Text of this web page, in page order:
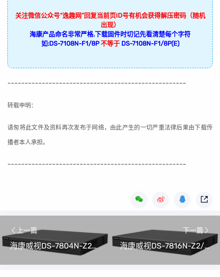
关注微信公众号“逸趣网”回复当前页ID号有机会获得解压密码（随机
出现）
海康产品命名非常严格,下载固件时切记先看清楚每个字符
如:DS-7108N-F1/8P 不等于 DS-7108N-F1/8P(E)
----------------------------------------------------
转载申明：
请匆将此文件及资料再次发布于网络，由此产生的一切严重法律后果由下载传
播者本人承担。
----------------------------------------------------
上一篇
海康威视DS-7804N-Z2/X(B)硬盘录像机(NVR)升级程序V4.82.100_240606(可解绑萤石云)
下一篇
海康威视DS-7816N-Z2/X(B)硬盘录像机(NVR)升级程序V4.82.100_240606(可解绑萤石云)